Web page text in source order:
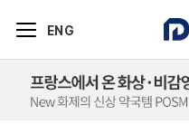
ENG